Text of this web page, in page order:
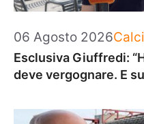
06 Agosto 2026
Esclusiva Giuffredi:
deve vergognare. E